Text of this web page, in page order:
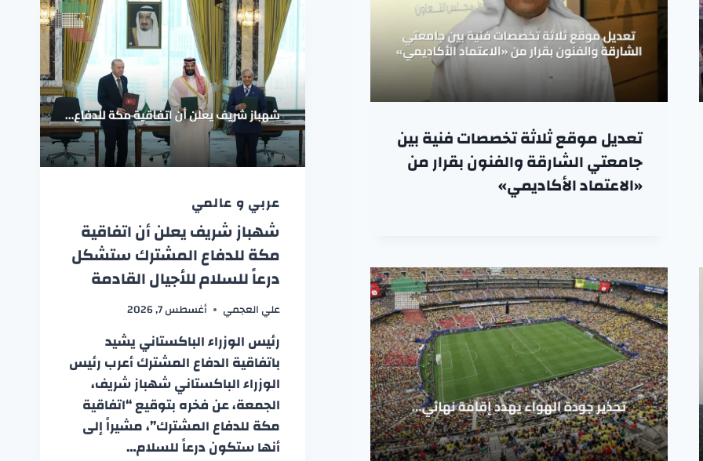
تعديل موقع ثلاثة تخصصات فنية بين
جامعتي الشارقة والفنون بقرار من
«الاعتماد الأكاديمي»
عربي و عالمي
شهباز شريف يعلن أن اتفاقية
مكة للدفاع المشترك ستشكل
درعاً للسلام للأجيال القادمة
علي العجمي أغسطس 7, 2026
رئيس الوزراء الباكستاني يشيد
باتفاقية الدفاع المشترك أعرب رئيس
الوزراء الباكستاني شهباز شريف،
الجمعة، عن فخره بتوقيع “اتفاقية
مكة للدفاع المشترك”، مشيراً إلى
أنها ستكون درعاً للسلام…